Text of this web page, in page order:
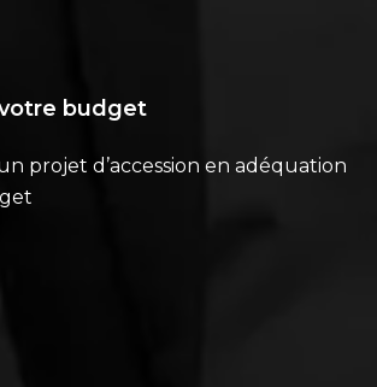
budget
projet d’accession en adéquation